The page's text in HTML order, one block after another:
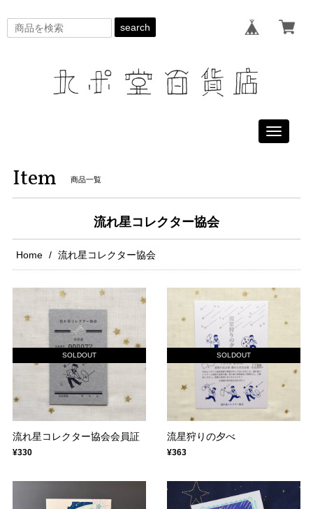
search
Toggle
Item 商品一覧
流れ星コレクター協会
Home 流れ星コレクター協会
SOLDOUT
流れ星コレクター協会会員証
¥330
SOLDOUT
流星狩りの夕べ
¥363